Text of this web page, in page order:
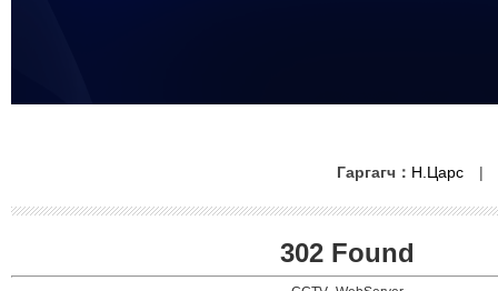
Гаргагч： Н.Царс |
302 Found